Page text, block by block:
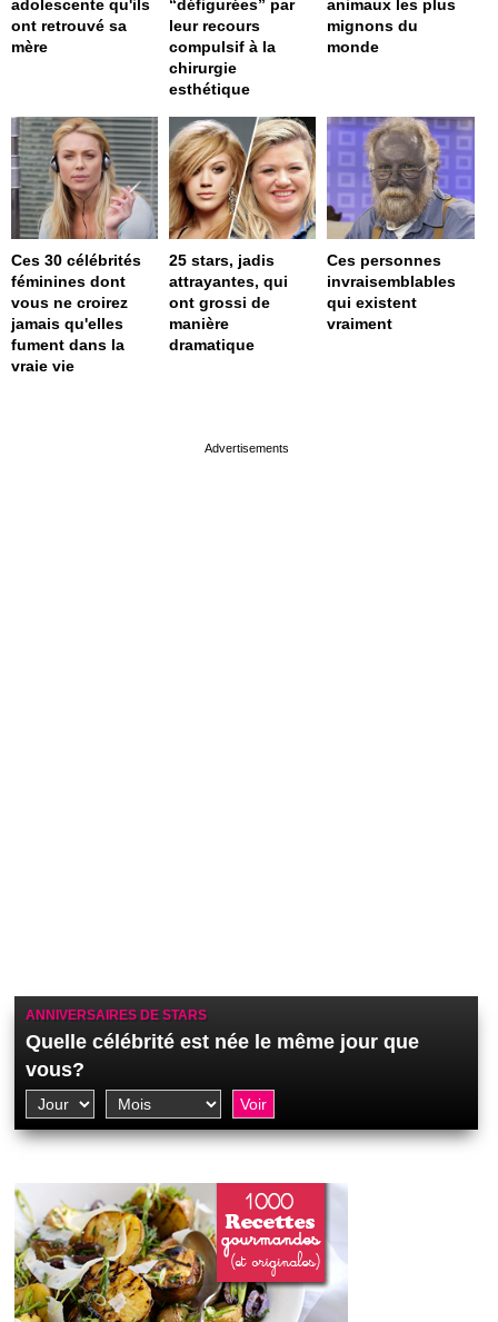
adolescente qu'ils
ont retrouvé sa
mère
“défigurées” par
leur recours
compulsif à la
chirurgie
esthétique
animaux les plus
mignons du
monde
Ces 30 célébrités
féminines dont
vous ne croirez
jamais qu'elles
fument dans la
vraie vie
25 stars, jadis
attrayantes, qui
ont grossi de
manière
dramatique
Ces personnes
invraisemblables
qui existent
vraiment
ANNIVERSAIRES DE STARS
Quelle célébrité est née le même jour que
vous?